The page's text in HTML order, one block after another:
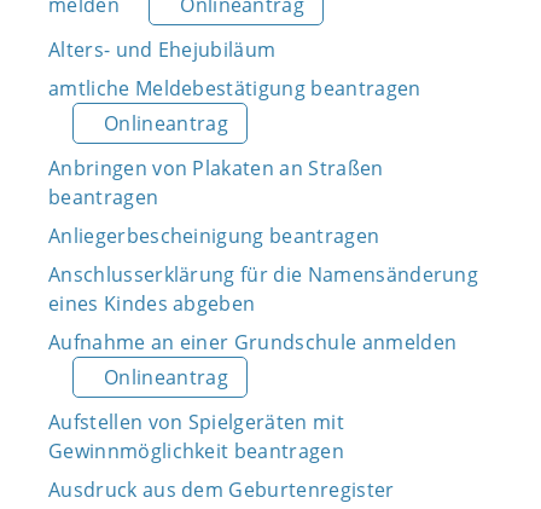
Alters- und Ehejubiläum
amtliche Meldebestätigung beantragen
Onlineantrag
Anbringen von Plakaten an Straßen
beantragen
Anliegerbescheinigung beantragen
Anschlusserklärung für die Namensänderung
eines Kindes abgeben
Aufnahme an einer Grundschule anmelden
Onlineantrag
Aufstellen von Spielgeräten mit
Gewinnmöglichkeit beantragen
Ausdruck aus dem Geburtenregister